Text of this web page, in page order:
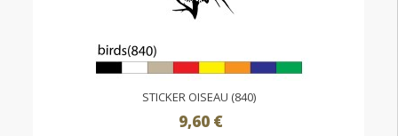
STICKER OISEAU (840)
9,60 €